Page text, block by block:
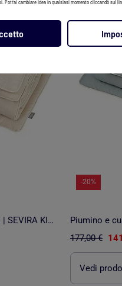
Potrai cambiare idea in qualsiasi momento cliccando sul
Piumino e cuscino bambino lino | SEVIRA KIDS
-20%
177,00 €
Vedi